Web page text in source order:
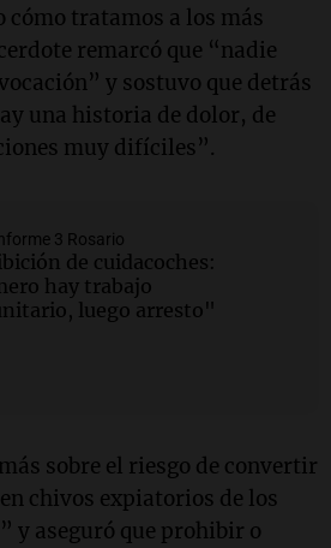
tratamos a los más
remarcó que “nadie
y sostuvo que detrás
una historia de dolor, de
muy difíciles”.
3 Rosario
de cuidacoches:
hay trabajo
luego arresto"
sobre el riesgo de convertir
chivos expiatorios de los
y aseguró que prohibir o